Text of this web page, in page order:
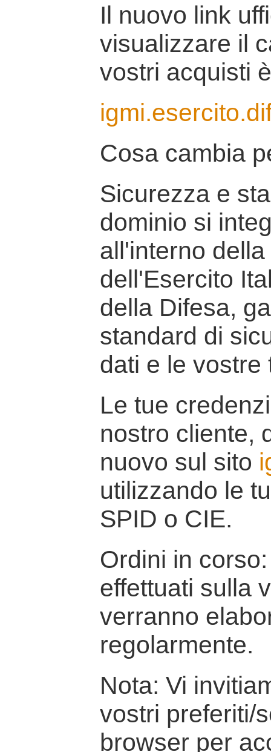
Il nuovo link
visualizzare il
vostri acquisti
Cosa cambia
Sicurezza e
dominio si
all'interno
dell'Esercito
della Difesa,
standard di
dati e le vostre
Le tue
nostro cliente,
nuovo sul sito
utilizzando le
SPID o CIE.
Ordini in
effettuati sulla
verranno
regolarmente.
Nota: Vi
vostri preferiti/
browser per